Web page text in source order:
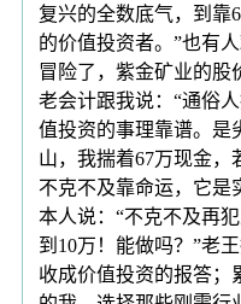
复兴的全数底气，到靠
的价值投资者。”也有
冒险了，紫金矿业的股
老会计跟我说：“通俗
值投资的事理靠谱。是
山，我揣着67万现金，
不克不及靠命运，它是
本人说：“不克不及再
到10万！能做吗？”老
收成价值投资的报答；